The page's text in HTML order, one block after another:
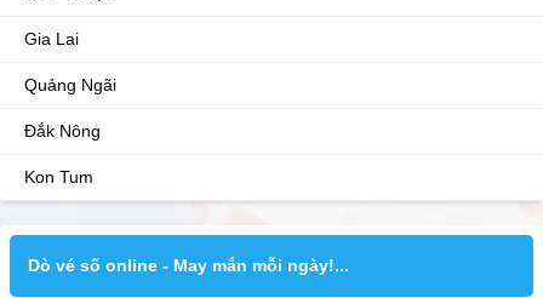
Gia Lai
Quảng Ngãi
Đắk Nông
Kon Tum
Dò vé số online - May mắn mỗi ngày!...